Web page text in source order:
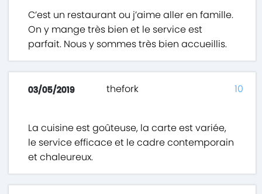
C’est un restaurant ou j’aime aller en famille.
On y mange très bien et le service est
parfait. Nous y sommes très bien accueillis.
03/05/2019 thefork
La cuisine est goûteuse, la carte est variée,
le service efficace et le cadre contemporain
et chaleureux.
10